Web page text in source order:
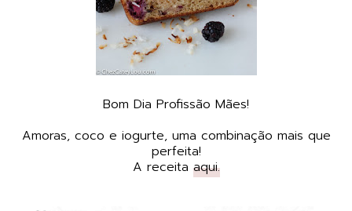
Bom Dia Profissão Mães!
Amoras, coco e iogurte, uma combinação mais que
perfeita!
A receita aqui.